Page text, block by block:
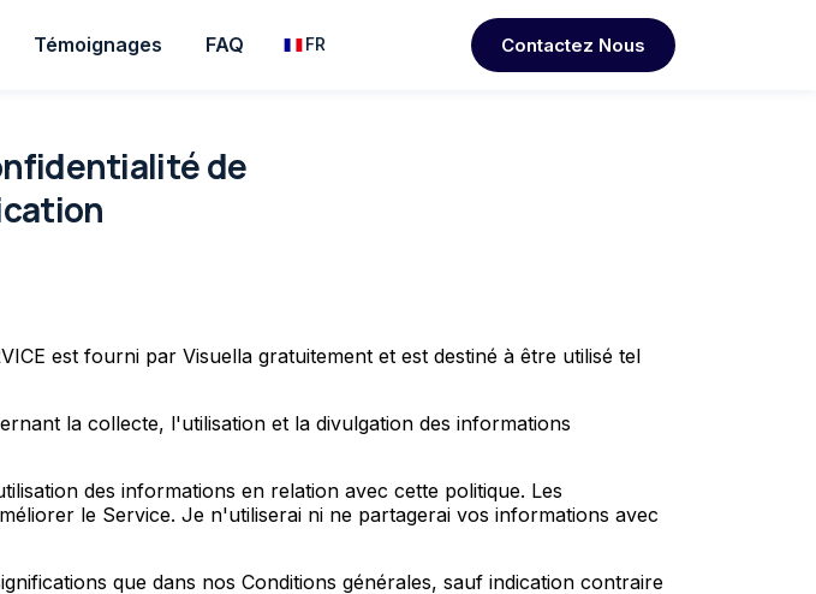
Témoignages FAQ FR Contactez Nous
de
est fourni par Visuella gratuitement et est destiné à être utilisé tel
la collecte, l'utilisation et la divulgation des informations
des informations en relation avec cette politique. Les
le Service. Je n'utiliserai ni ne partagerai vos informations avec
que dans nos Conditions générales, sauf indication contraire